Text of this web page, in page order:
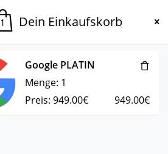
Rückruf vereinbaren
1 Dein Einkaufskorb
Google PLATIN
Menge: 1
Preis:949.00€ 949.00€